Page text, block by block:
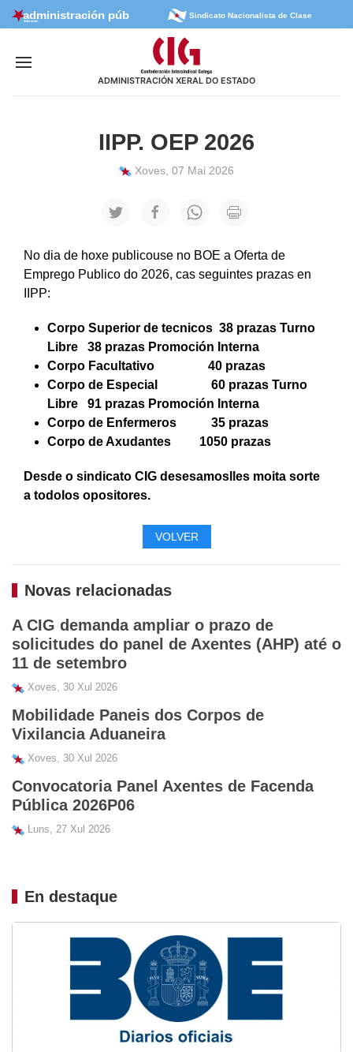
Sindicato Nacionalista de Clase
ADMINISTRACIÓN XERAL DO ESTADO
IIPP. OEP 2026
Xoves, 07 Mai 2026
No dia de hoxe publicouse no BOE a Oferta de
Emprego Publico do 2026, cas seguintes prazas en
IIPP:
Corpo Superior de tecnicos 38 prazas Turno
Libre 38 prazas Promoción Interna
Corpo Facultativo 40 prazas
Corpo de Especial 60 prazas Turno
Libre 91 prazas Promoción Interna
Corpo de Enfermeros 35 prazas
Corpo de Axudantes 1050 prazas
Desde o sindicato CIG desesamoslles moita sorte
a todolos opositores.
VOLVER
Novas relacionadas
A CIG demanda ampliar o prazo de
solicitudes do panel de Axentes (AHP) até o
11 de setembro
Xoves, 30 Xul 2026
Mobilidade Paneis dos Corpos de
Vixilancia Aduaneira
Xoves, 30 Xul 2026
Convocatoria Panel Axentes de Facenda
Pública 2026P06
Luns, 27 Xul 2026
En destaque